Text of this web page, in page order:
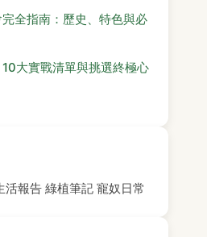
全指南：歷史、特色與必
大實戰清單與挑選終極心
活報告 綠植筆記 寵奴日常